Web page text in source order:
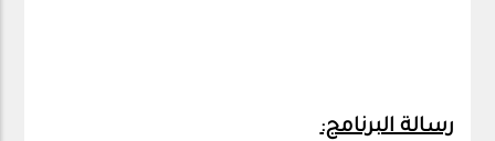
رسالة البرنامج: